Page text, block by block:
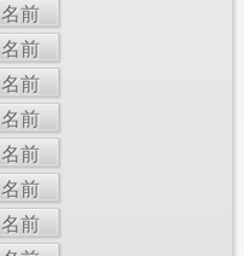
名前
名前
名前
名前
名前
名前
名前